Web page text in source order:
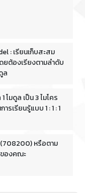
: เรียนเก็บสะสม
ยต้องเรียงตามลำดับ
ล
โมดูล เป็น 3 ไมโคร
รเรียนรู้แบบ 1 : 1 : 1
หรือตาม
องคณะ